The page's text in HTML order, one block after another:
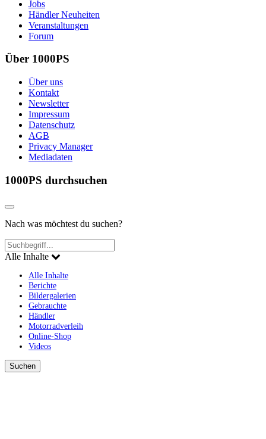
Jobs
Händler Neuheiten
Veranstaltungen
Forum
Über 1000PS
Über uns
Kontakt
Newsletter
Impressum
Datenschutz
AGB
Privacy Manager
Mediadaten
1000PS durchsuchen
Nach was möchtest du suchen?
Alle Inhalte
Alle Inhalte
Berichte
Bildergalerien
Gebrauchte
Händler
Motorradverleih
Online-Shop
Videos
Suchen